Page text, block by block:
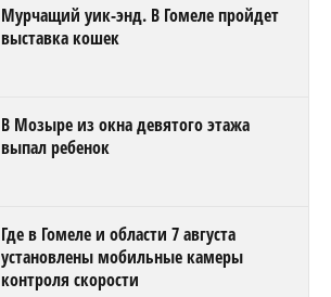
Мурчащий уик-энд. В Гомеле пройдет
выставка кошек
В Мозыре из окна девятого этажа
выпал ребенок
Где в Гомеле и области 7 августа
установлены мобильные камеры
контроля скорости